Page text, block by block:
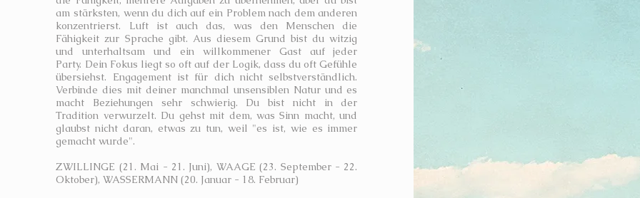
am stärksten, wenn du dich auf ein Problem nach dem anderen
konzentrierst. Luft ist auch das, was den Menschen die
Fähigkeit zur Sprache gibt. Aus diesem Grund bist du witzig
und unterhaltsam und ein willkommener Gast auf jeder
Party. Dein Fokus liegt so oft auf der Logik, dass du oft Gefühle
übersiehst. Engagement ist für dich nicht selbstverständlich.
Verbinde dies mit deiner manchmal unsensiblen Natur und es
macht Beziehungen sehr schwierig. Du bist nicht in der
Tradition verwurzelt. Du gehst mit dem, was Sinn macht, und
glaubst nicht daran, etwas zu tun, weil "es ist, wie es immer
gemacht wurde".
ZWILLINGE (21. Mai - 21. Juni), WAAGE (23. September - 22.
Oktober), WASSERMANN (20. Januar - 18. Februar)